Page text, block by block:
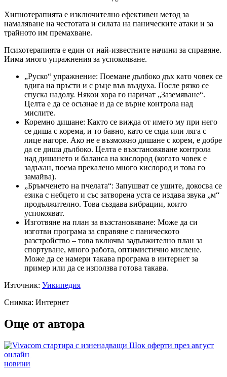
Хипнотерапията е изключително ефективен метод за
намаляване на честотата и силата на паническите атаки и за
трайното им премахване.
Психотерапията е един от най-известните начини за справяне.
Иима много упражнения за успокояване.
„Руско“ упражнение: Поемане дълбоко дъх като човек се
вдига на пръсти и с ръце във въздуха. После рязко се
спуска надолу. Някои хора го наричат „Заземяване“.
Целта е да се осъзнае и да се върне контрола над
мислите.
Коремно дишане: Както се вижда от името му при него
се диша с корема, и то бавно, като се сяда или ляга с
лице нагоре. Ако не е възможно дишане с корем, е добре
да се диша дълбоко. Целта е възстановяване контрола
над дишането и баланса на кислород (когато човек е
задъхан, поема прекалено много кислород и това го
замайва).
„Бръмченето на пчелата“: Запушват се ушите, докосва се
езика с небцето и със затворена уста се издава звука „м“
продължително. Това създава вибрации, които
успокояват.
Изготвяне на план за възстановяване: Може да си
изготви програма за справяне с паническото
разстройство – това включва задължително план за
спортуване, много работа, оптимистично мислене.
Може да се намери такава програма в интернет за
пример или да се използва готова такава.
Източник: Уикипедия
Снимка: Интернет
Още от автора
Posted
новини